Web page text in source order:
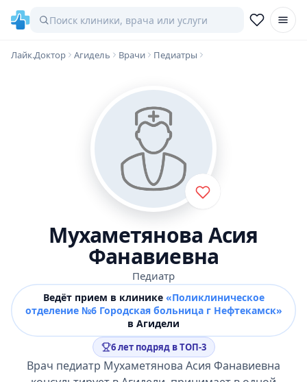
Лайк.Доктор Агидель Врачи Педиатры
Мухаметянова Асия
Фанавиевна
Педиатр
Ведёт прием в клинике «Поликлиническое
отделение №6 Городская больница г Нефтекамск»
в Агидели
6 лет подряд в ТОП-3
Врач педиатр Мухаметянова Асия Фанавиевна